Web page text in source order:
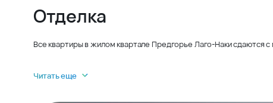
Отделка
Все квартиры в жилом квартале Предгорье Лаго-Наки сдаются
Читать еще